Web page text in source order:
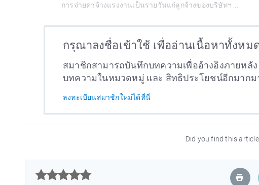
การจ่ายค่าจ้างแรงงานเป็นรายวันแก่ลูกจ้างของบริษัทฯ ...
กรุณาลงชื่อเข้าใช้ เพื่ออ่านเนื้อหาทั้งหม
สมาชิกสามารถบันทึกบทความเพื่ออ้างอิงภายหลั
บทความในหมวดหมู่ และ สิทธิประโยชน์อีกมากม
ลงทะเบียนสมาชิกใหม่ได้ที่นี่
Did you find this


